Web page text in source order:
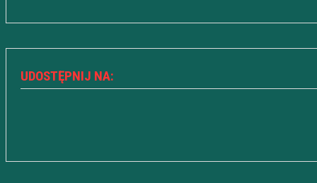
UDOSTĘPNIJ NA: